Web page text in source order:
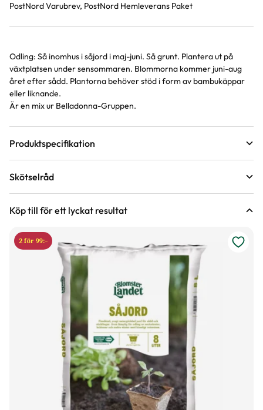
PostNord Varubrev, PostNord Hemleverans Paket
Produktinformation
Odling: Så inomhus i såjord i maj-juni. Så grunt. Plantera ut på
växtplatsen under sensommaren. Blommorna kommer juni-aug
året efter sådd. Plantorna behöver stöd i form av bambukäppar
eller liknande.
Är en mix ur Belladonna-Gruppen.
Produktspecifikation
Förväntad sluthöjd
Bladfärg Grön
Juli, Augusti
Weibulls
Skötselråd
Läge Sol
Köp till för ett lyckat resultat
2 för 99:-